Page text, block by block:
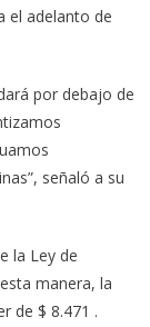
el adelanto de
por debajo de
señaló a su
la Ley de
manera, la
de $ 8.471 .